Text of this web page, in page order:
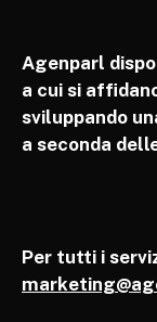
Agenparl
a cui si
sviluppando
a seconda
Per tutti i